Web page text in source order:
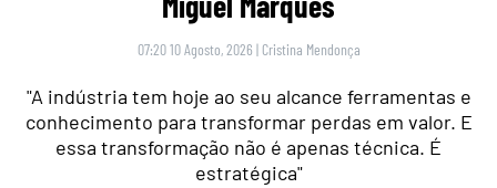
07:20 10 Agosto, 2026 | Cristina Mendonça
"A indústria tem hoje ao seu alcance ferramentas e
conhecimento para transformar perdas em valor. E
essa transformação não é apenas técnica. É
estratégica"